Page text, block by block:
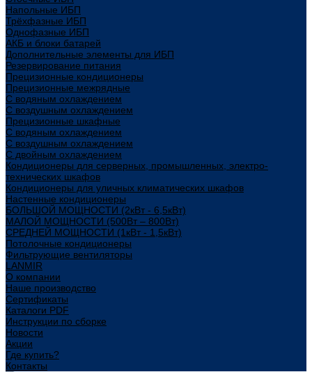
Напольные ИБП
Трёхфазные ИБП
Однофазные ИБП
АКБ и блоки батарей
Дополнительные элементы для ИБП
Резервирование питания
Прецизионные кондиционеры
Прецизионные межрядные
С водяным охлаждением
С воздушным охлаждением
Прецизионные шкафные
С водяным охлаждением
С воздушным охлаждением
С двойным охлаждением
Кондиционеры для серверных, промышленных, электро-
технических шкафов
Кондиционеры для уличных климатических шкафов
Настенные кондиционеры
БОЛЬШОЙ МОЩНОСТИ (2кВт - 6,5кВт)
МАЛОЙ МОЩНОСТИ (500Вт – 800Вт)
СРЕДНЕЙ МОЩНОСТИ (1кВт - 1,5кВт)
Потолочные кондиционеры
Фильтрующие вентиляторы
LANMIR
О компании
Наше производство
Сертификаты
Каталоги PDF
Инструкции по сборке
Новости
Акции
Где купить?
Контакты